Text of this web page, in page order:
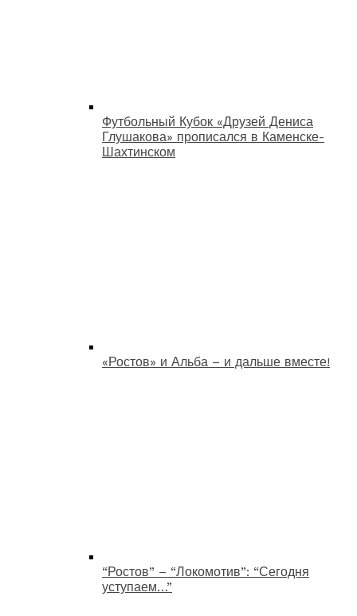
Футбольный Кубок «Друзей Дениса
Глушакова» прописался в Каменске-
Шахтинском
«Ростов» и Альба – и дальше вместе!
“Ростов” – “Локомотив”: “Сегодня
уступаем…”